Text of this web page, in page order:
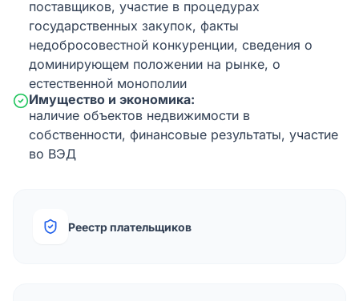
поставщиков, участие в процедурах
государственных закупок, факты
недобросовестной конкуренции, сведения о
доминирующем положении на рынке, о
естественной монополии
Имущество и экономика:
наличие объектов недвижимости в
собственности, финансовые результаты, участие
во ВЭД
Реестр плательщиков